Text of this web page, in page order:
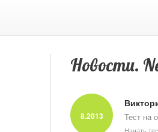
Новости.
8.2013 Тест на